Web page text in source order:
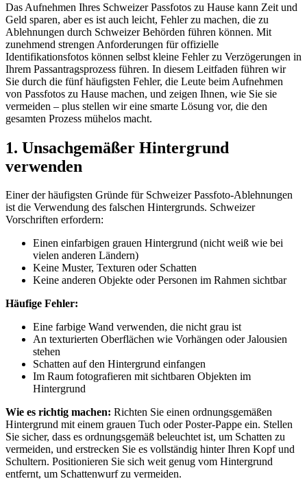
Das Aufnehmen Ihres Schweizer Passfotos zu Hause kann Zeit und
Geld sparen, aber es ist auch leicht, Fehler zu machen, die zu
Ablehnungen durch Schweizer Behörden führen können. Mit
zunehmend strengen Anforderungen für offizielle
Identifikationsfotos können selbst kleine Fehler zu Verzögerungen in
Ihrem Passantragsprozess führen. In diesem Leitfaden führen wir
Sie durch die fünf häufigsten Fehler, die Leute beim Aufnehmen
von Passfotos zu Hause machen, und zeigen Ihnen, wie Sie sie
vermeiden – plus stellen wir eine smarte Lösung vor, die den
gesamten Prozess mühelos macht.
1. Unsachgemäßer Hintergrund
verwenden
Einer der häufigsten Gründe für Schweizer Passfoto-Ablehnungen
ist die Verwendung des falschen Hintergrunds. Schweizer
Vorschriften erfordern:
Einen einfarbigen grauen Hintergrund (nicht weiß wie bei
vielen anderen Ländern)
Keine Muster, Texturen oder Schatten
Keine anderen Objekte oder Personen im Rahmen sichtbar
Häufige Fehler:
Eine farbige Wand verwenden, die nicht grau ist
An texturierten Oberflächen wie Vorhängen oder Jalousien
stehen
Schatten auf den Hintergrund einfangen
Im Raum fotografieren mit sichtbaren Objekten im
Hintergrund
Wie es richtig machen: Richten Sie einen ordnungsgemäßen
Hintergrund mit einem grauen Tuch oder Poster-Pappe ein. Stellen
Sie sicher, dass es ordnungsgemäß beleuchtet ist, um Schatten zu
vermeiden, und erstrecken Sie es vollständig hinter Ihren Kopf und
Schultern. Positionieren Sie sich weit genug vom Hintergrund
entfernt, um Schattenwurf zu vermeiden.